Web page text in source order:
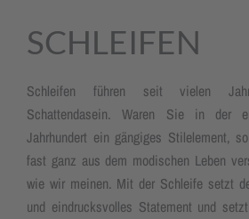
SCHLEIFEN
Schleifen führen seit vielen
Schattendasein. Waren Sie in der
Jahrhundert ein gängiges Stilelement,
fast ganz aus dem modischen Leben
wie wir meinen. Mit der Schleife setzt
und eindrucksvolles Statement und